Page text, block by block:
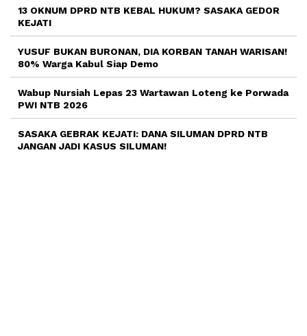
13 OKNUM DPRD NTB KEBAL HUKUM? SASAKA GEDOR
KEJATI
YUSUF BUKAN BURONAN, DIA KORBAN TANAH WARISAN!
80% Warga Kabul Siap Demo
Wabup Nursiah Lepas 23 Wartawan Loteng ke Porwada
PWI NTB 2026
SASAKA GEBRAK KEJATI: DANA SILUMAN DPRD NTB
JANGAN JADI KASUS SILUMAN!